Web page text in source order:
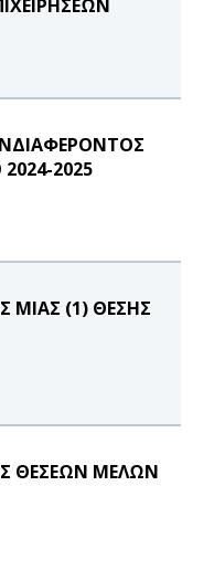
2025
ΜΙΑΣ (1) ΘΕΣΗΣ
ΘΕΣΕΩΝ ΜΕΛΩΝ